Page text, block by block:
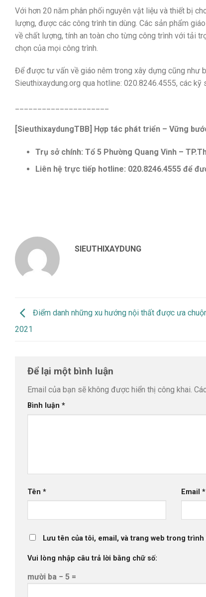
Với hơn 20 năm phân phối nguyên vật liệu và thiết bị
lượng, được các công trình tin dùng. Các sản phẩm
về chất lượng, tính an toàn cho từng công trình với tải
chọn của mọi công trình.
Để được tư vấn về giáo nêm trong xây dựng cũng như
Sieuthixaydung.org qua hotline: 020.8246.4555‬, các
[SieuthixaydungTBB] Hợp tác phát triển – Vững
Trụ sở chính: Tổ 5 Phường Quang Vinh –
Liên hệ trực tiếp hotline: ‭020.8246.4555‬ để
SIEUTHIXAYDUNG
Điểm danh những xu hướng nội thất được ưa
2021
Để lại một bình luận
Email của bạn sẽ không được hiển thị công khai.
Bình luận *
Tên * Email*
Lưu tên của tôi, email, và trang web trong
Vui lòng nhập câu trả lời bằng chữ số:
mười ba − 5 =